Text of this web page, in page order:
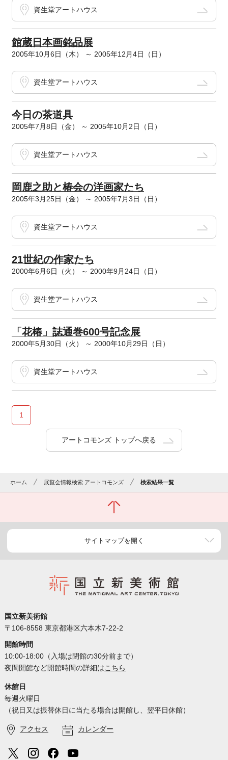
資生堂アートハウス
館蔵日本画銘品展
2005年10月6日（木） ～ 2005年12月4日（日）
資生堂アートハウス
今日の茶道具
2005年7月8日（金） ～ 2005年10月2日（日）
資生堂アートハウス
岡鹿之助と椿会の洋画家たち
2005年3月25日（金） ～ 2005年7月3日（日）
資生堂アートハウス
21世紀の作家たち
2000年6月6日（火） ～ 2000年9月24日（日）
資生堂アートハウス
「花椿」誌通巻600号記念展
2000年5月30日（火） ～ 2000年10月29日（日）
資生堂アートハウス
1
アートコモンズ トップへ戻る
ホーム 展覧会情報検索 アートコモンズ 検索結果一覧
サイトマップを開く
国立新美術館
〒106-8558 東京都港区六本木7-22-2
開館時間
10:00-18:00（入場は閉館の30分前まで）
夜間開館など開館時間の詳細はこちら
休館日
毎週火曜日
（祝日又は振替休日に当たる場合は開館し、翌平日休館）
アクセス カレンダー